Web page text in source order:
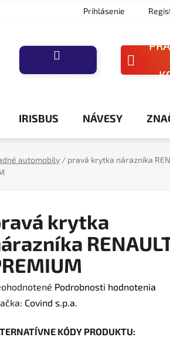
Prihlásenie
IRISBUS NÁVESY
automobily / pravá krytka nárazníka
krytka
Podrobnosti hodnotenia
Covind s.p.a.
KÓDY PRODUKTU: